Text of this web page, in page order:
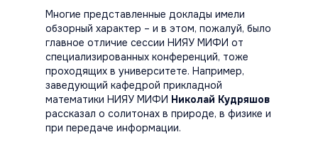
Многие представленные доклады имели
обзорный характер – и в этом, пожалуй, было
главное отличие сессии НИЯУ МИФИ от
специализированных конференций, тоже
проходящих в университете. Например,
заведующий кафедрой прикладной
математики НИЯУ МИФИ Николай Кудряшов
рассказал о солитонах в природе, в физике и
при передаче информации.